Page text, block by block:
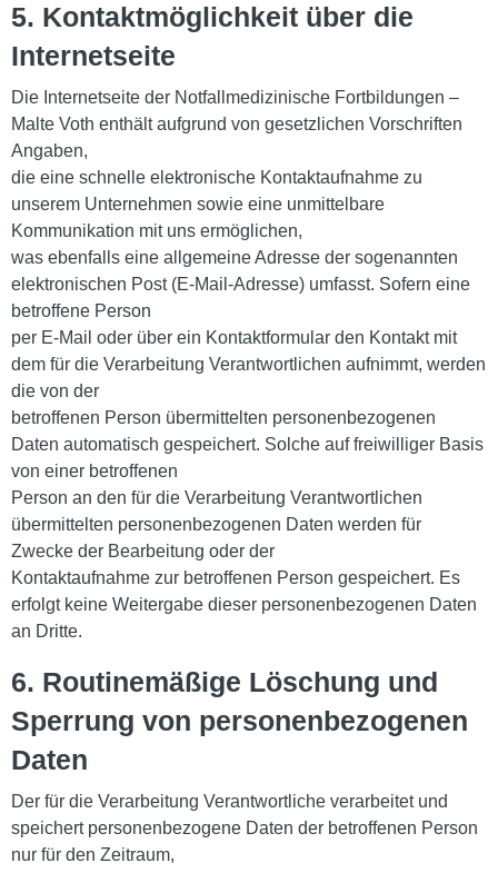
5. Kontaktmöglichkeit über die
Internetseite
Die Internetseite der Notfallmedizinische Fortbildungen –
Malte Voth enthält aufgrund von gesetzlichen Vorschriften
Angaben,
die eine schnelle elektronische Kontaktaufnahme zu
unserem Unternehmen sowie eine unmittelbare
Kommunikation mit uns ermöglichen,
was ebenfalls eine allgemeine Adresse der sogenannten
elektronischen Post (E-Mail-Adresse) umfasst. Sofern eine
betroffene Person
per E-Mail oder über ein Kontaktformular den Kontakt mit
dem für die Verarbeitung Verantwortlichen aufnimmt, werden
die von der
betroffenen Person übermittelten personenbezogenen
Daten automatisch gespeichert. Solche auf freiwilliger Basis
von einer betroffenen
Person an den für die Verarbeitung Verantwortlichen
übermittelten personenbezogenen Daten werden für
Zwecke der Bearbeitung oder der
Kontaktaufnahme zur betroffenen Person gespeichert. Es
erfolgt keine Weitergabe dieser personenbezogenen Daten
an Dritte.
6. Routinemäßige Löschung und
Sperrung von personenbezogenen
Daten
Der für die Verarbeitung Verantwortliche verarbeitet und
speichert personenbezogene Daten der betroffenen Person
nur für den Zeitraum,